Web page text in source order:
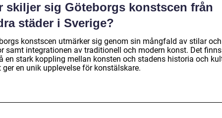
skiljer sig Göteborgs konstscen från
städer i Sverige?
konstscen utmärker sig genom sin mångfald av stilar och
samt integrationen av traditionell och modern konst. Det finns
en stark koppling mellan konsten och stadens historia och
ger en unik upplevelse för konstälskare.